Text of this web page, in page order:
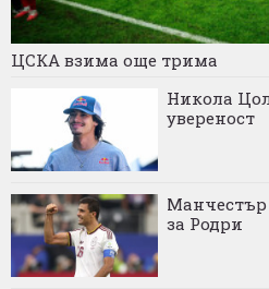
ЦСКА взима още трима
Никола
увереност
за Родри